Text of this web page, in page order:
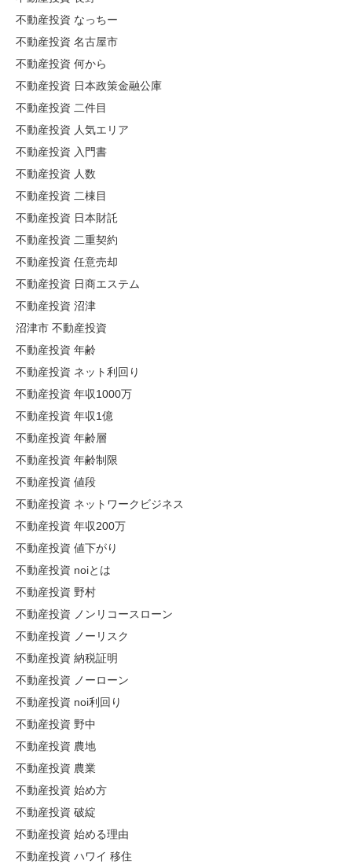
不動産投資 なっちー
不動産投資 名古屋市
不動産投資 何から
不動産投資 日本政策金融公庫
不動産投資 二件目
不動産投資 人気エリア
不動産投資 入門書
不動産投資 人数
不動産投資 二棟目
不動産投資 日本財託
不動産投資 二重契約
不動産投資 任意売却
不動産投資 日商エステム
不動産投資 沼津
沼津市 不動産投資
不動産投資 年齢
不動産投資 ネット利回り
不動産投資 年収1000万
不動産投資 年収1億
不動産投資 年齢層
不動産投資 年齢制限
不動産投資 値段
不動産投資 ネットワークビジネス
不動産投資 年収200万
不動産投資 値下がり
不動産投資 noiとは
不動産投資 野村
不動産投資 ノンリコースローン
不動産投資 ノーリスク
不動産投資 納税証明
不動産投資 ノーローン
不動産投資 noi利回り
不動産投資 野中
不動産投資 農地
不動産投資 農業
不動産投資 始め方
不動産投資 破綻
不動産投資 始める理由
不動産投資 ハワイ 移住